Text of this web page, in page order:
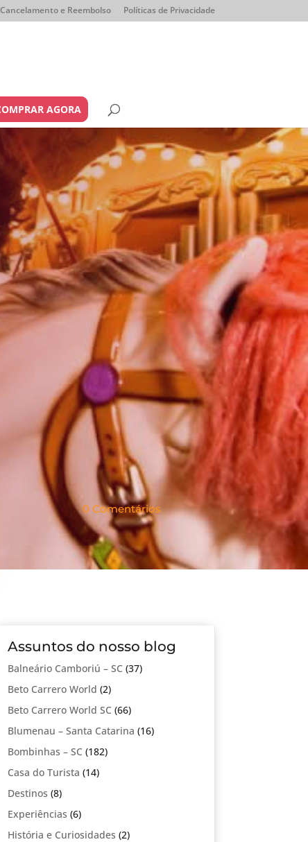
e Reembolso Políticas de Privacidade
AGORA
0 Comentários
Assuntos do nosso blog
Balneário Camboriú – SC (37)
Beto Carrero World (2)
Beto Carrero World SC (66)
Blumenau – Santa Catarina (16)
Bombinhas – SC (182)
Casa do Turista (14)
Destinos (8)
Experiências (6)
História e Curiosidades (2)